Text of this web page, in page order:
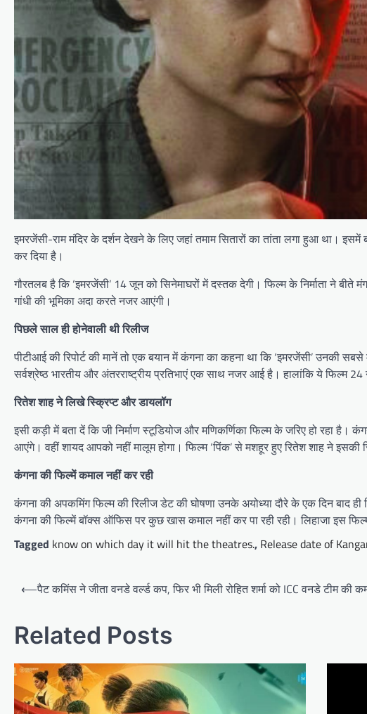
इमरजेंसी-राम मंदिर के दर्शन देखने के लिए जहां तमाम सितारों का तांता लगा हुआ था।
कर दिया है।
गौरतलब है कि ‘इमरजेंसी’ 14 जून को सिनेमाघरों में दस्तक देगी। फिल्म के निर्माता ने
गांधी की भूमिका अदा करते नजर आएंगी।
पिछले साल ही होनेवाली थी रिलीज
पीटीआई की रिपोर्ट की मानें तो एक बयान में कंगना का कहना था कि ‘इमरजेंसी’ उनकी
सर्वश्रेष्ठ भारतीय और अंतरराष्ट्रीय प्रतिभाएं एक साथ नजर आई है। हालांकि ये
रितेश शाह ने लिखे स्क्रिप्ट और डायलॉग
इसी कड़ी में बता दें कि जी निर्माण स्टूडियोज और मणिकर्णिका फिल्म के जरिए हो रहा
आएंगे। वहीं शायद आपको नहीं मालूम होगा। फिल्म ‘पिंक’ से मशहूर हुए रितेश शाह ने इसकी
कंगना की फिल्में कमाल नहीं कर रही
कंगना की अपकमिंग फिल्म की रिलीज डेट की घोषणा उनके अयोध्या दौरे के एक दिन बाद
कंगना की फिल्में बॉक्स ऑफिस पर कुछ खास कमाल नहीं कर पा रही रही। लिहाजा इस
Tagged know on which day it will hit the theatres., Release date of
Post
⟵पैट कमिंस ने जीता वनडे वर्ल्ड कप, फिर भी मिली रोहित शर्मा को ICC वनडे टीम की
Related Posts